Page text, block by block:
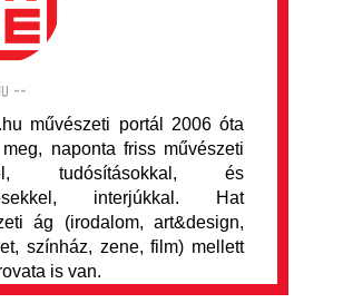
--
művészeti portál 2006 óta
naponta friss művészeti
tudósításokkal, és
interjúkkal. Hat
ág (irodalom, art&design,
színház, zene, film) mellett
is van.